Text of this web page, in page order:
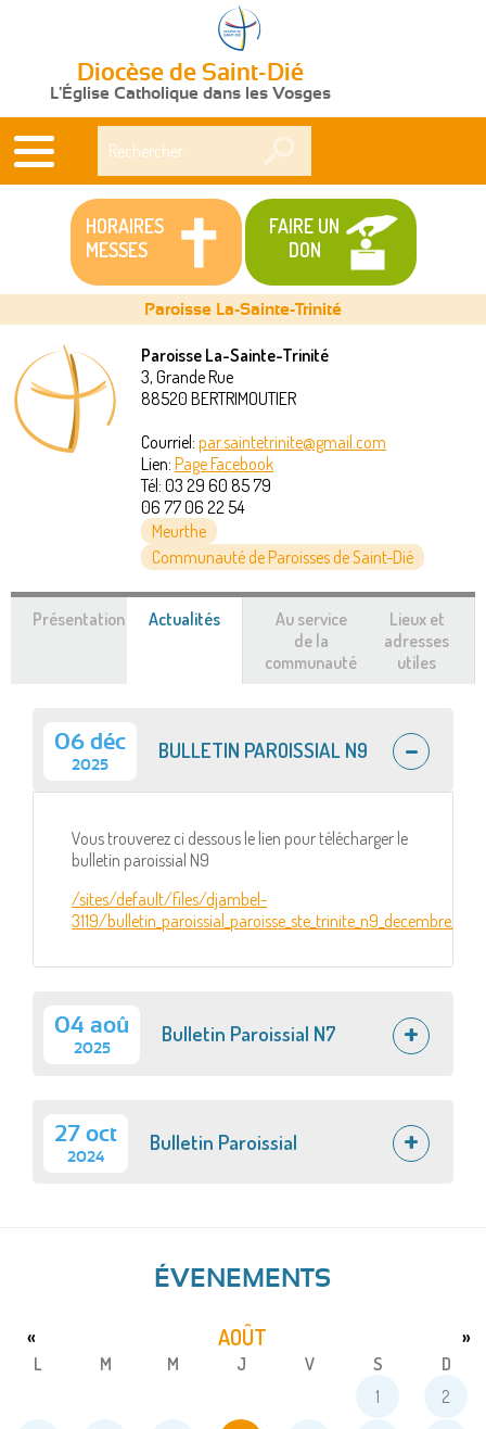
Diocèse de Saint-Dié
L'Église Catholique dans les Vosges
HORAIRES
MESSES
FAIRE UN
DON
Vous
êtes
Paroisse La-Sainte-Trinité
Paroisse La-Sainte-Trinité
3, Grande Rue
88520 BERTRIMOUTIER
Courriel: par.saintetrinite@gmail.com
Lien: Page Facebook
Tél: 03 29 60 85 79
06 77 06 22 54
Meurthe
Communauté de Paroisses de Saint-Dié
Présentation Actualités
Au service
de la
communauté
Lieux et
adresses
utiles
06 déc
2025
BULLETIN PAROISSIAL N9
Vous trouverez ci dessous le lien pour télécharger le
bulletin paroissial N9
/sites/default/files/djambel-
3119/
04 aoû
2025
Bulletin Paroissial N7
27 oct
2024
Bulletin Paroissial
ÉVENEMENTS
AOÛT
« »
L M M J V S
D
1
2